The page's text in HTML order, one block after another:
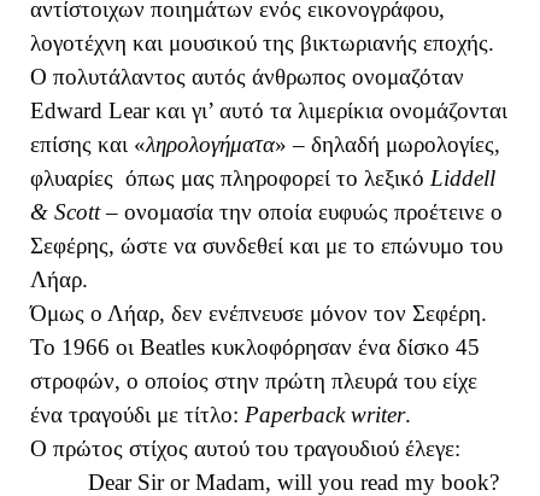
αντίστοιχων ποιημάτων ενός εικονογράφου,
λογοτέχνη και μουσικού της βικτωριανής εποχής.
Ο πολυτάλαντος αυτός άνθρωπος ονομαζόταν
Edward Learκαι γι’ αυτό τα λιμερίκια ονομάζονται
επίσης και «ληρολογήματα» – δηλαδή μωρολογίες,
φλυαρίες όπως μας πληροφορεί το λεξικό Liddell
& Scott – ονομασία την οποία ευφυώς προέτεινε ο
Σεφέρης, ώστε να συνδεθεί και με το επώνυμο του
Λήαρ.
Όμως ο Λήαρ, δεν ενέπνευσε μόνον τον Σεφέρη.
To 1966 οι Beatles κυκλοφόρησαν ένα δίσκο 45
στροφών, ο οποίος στην πρώτη πλευρά του είχε
ένα τραγούδι με τίτλο: Paperback writer.
Ο πρώτος στίχος αυτού του τραγουδιού έλεγε:
Dear Sir or Madam, will you read my book?